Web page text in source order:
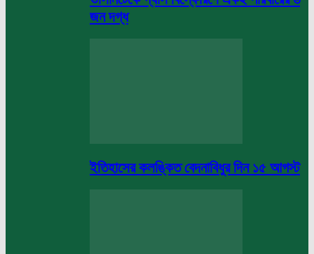
জন দগ্ধ
ইতিহাসের কলঙ্কিত বেদনাবিধুর দিন ১৫ আগস্ট